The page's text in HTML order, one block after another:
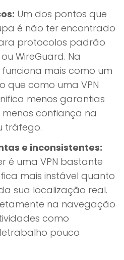
Um dos pontos que
é não ter encontrado
protocolos padrão
WireGuard. Na
funciona mais como um
que como uma VPN
menos garantias
confiança na
tráfego.
e inconsistentes:
é uma VPN bastante
mais instável quanto
sua localização real.
na navegação
como
pouco